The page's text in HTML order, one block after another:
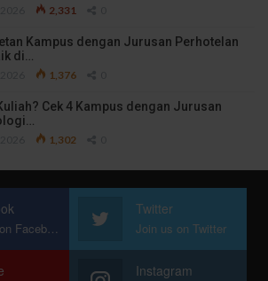
2,331
Kampus dengan Jurusan Perhotelan
di…
1,376
Cek 4 Kampus dengan Jurusan
1,302
Join us on Facebook
Twitter
Join us on Twitter
Instagram